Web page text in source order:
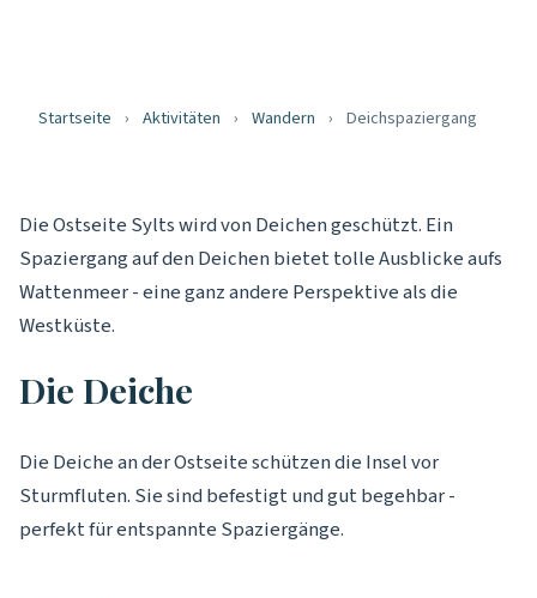
Startseite › Aktivitäten › Wandern › Deichspaziergang
Die Ostseite Sylts wird von Deichen geschützt. Ein
Spaziergang auf den Deichen bietet tolle Ausblicke aufs
Wattenmeer - eine ganz andere Perspektive als die
Westküste.
Die Deiche
Die Deiche an der Ostseite schützen die Insel vor
Sturmfluten. Sie sind befestigt und gut begehbar -
perfekt für entspannte Spaziergänge.